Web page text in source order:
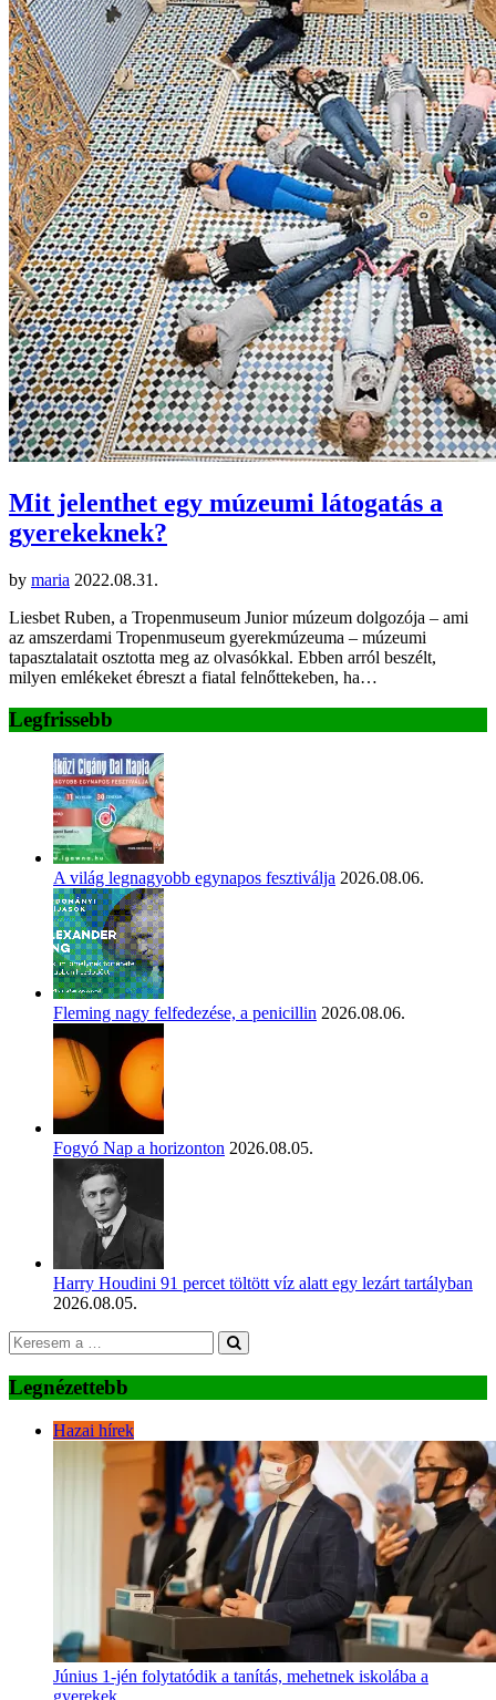
Mit jelenthet egy múzeumi látogatás a
gyerekeknek?
by maria 2022.08.31.
Liesbet Ruben, a Tropenmuseum Junior múzeum dolgozója – ami
az amszerdami Tropenmuseum gyerekmúzeuma – múzeumi
tapasztalatait osztotta meg az olvasókkal. Ebben arról beszélt,
milyen emlékeket ébreszt a fiatal felnőttekeben, ha…
Legfrissebb
A világ legnagyobb egynapos fesztiválja 2026.08.06.
Fleming nagy felfedezése, a penicillin 2026.08.06.
Fogyó Nap a horizonton 2026.08.05.
Harry Houdini 91 percet töltött víz alatt egy lezárt tartályban
2026.08.05.
Legnézettebb
Hazai hírek
Június 1-jén folytatódik a tanítás, mehetnek iskolába a
gyerekek